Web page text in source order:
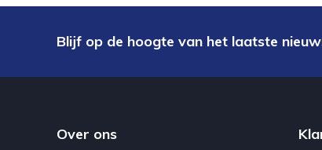
Blijf op de hoogte van het laatste
Over ons